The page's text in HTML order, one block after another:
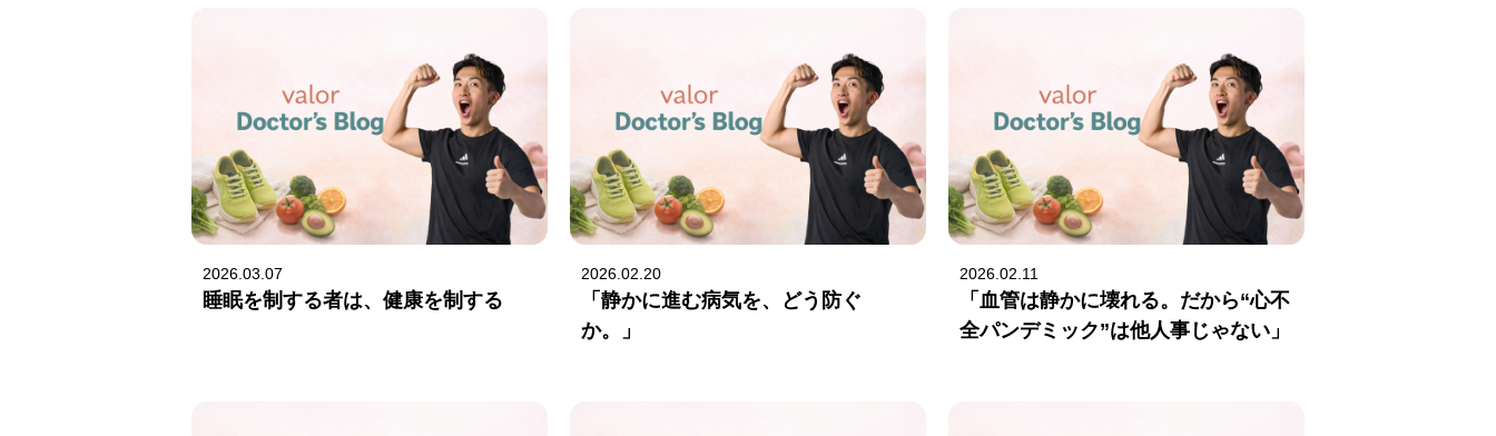
2026.03.07
睡眠を制する者は、健康を制する
2026.02.20
「静かに進む病気を、どう防ぐ
か。」
2026.02.11
「血管は静かに壊れる。だから“心不
全パンデミック”は他人事じゃない」